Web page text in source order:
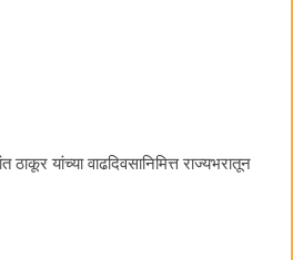
यांच्या वाढदिवसानिमित्त राज्यभरातून